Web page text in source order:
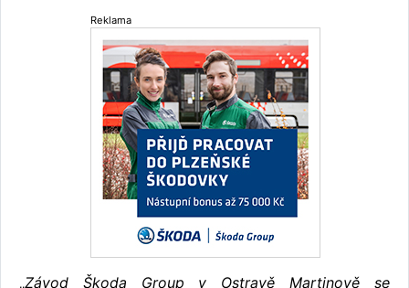
Reklama
„Závod Škoda Group v Ostravě Martinově se